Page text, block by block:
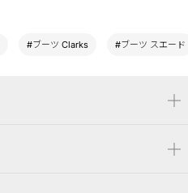
#ブーツ Clarks #ブーツ スエード